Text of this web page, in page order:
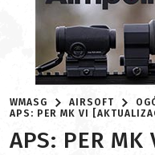
WMASG AIRSOFT
APS: PER MK VI
APS: PER MK